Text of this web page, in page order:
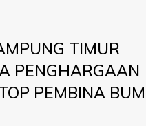
TIMUR
PENGHARGAAN
PEMBINA